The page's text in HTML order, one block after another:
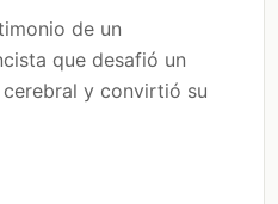
de un
que desafió un
y convirtió su